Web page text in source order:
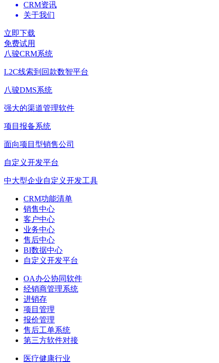
CRM资讯
关于我们
立即下载
免费试用
八骏CRM系统
L2C线索到回款数智平台
八骏DMS系统
强大的渠道管理软件
项目报备系统
面向项目型销售公司
自定义开发平台
中大型企业自定义开发工具
CRM功能清单
销售中心
客户中心
业务中心
售后中心
BI数据中心
自定义开发平台
OA办公协同软件
经销商管理系统
进销存
项目管理
报价管理
售后工单系统
第三方软件对接
医疗健康行业